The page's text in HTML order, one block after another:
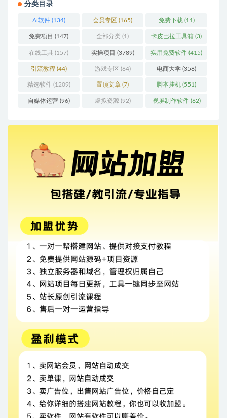
分类目录
Ai软件(134) 会员专区 (165) 免费下载 (11)
免费项目 (147) 全部分类 (1) 卡皮巴拉工具箱 (3)
在线工具 (157) 实操项目 (3789) 实用免费软件 (415)
引流教程 (44) 游戏专区 (64) 电商大学 (358)
精选软件(1209) 置顶文章 (7) 脚本挂机 (551)
自媒体运营(96) 虚拟资源 (92) 视屏制作软件(62)